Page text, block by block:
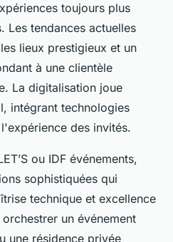
toujours plus
Les tendances actuelles
lieux prestigieux et un
à une clientèle
La digitalisation joue
intégrant technologies
des invités.
ou IDF événements,
sophistiquées qui
technique et excellence
un événement
une résidence privée